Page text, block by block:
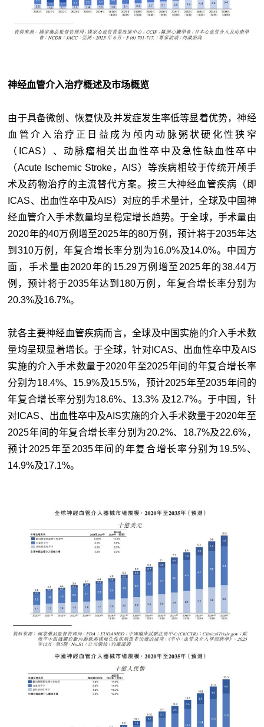
神经血管介入治疗概述及市场概览
由于具备微创、恢复快及并发症发生率低等显着优势，神经
血管介入治疗正日益成为颅内动脉粥状硬化性狭窄
（ICAS）、动脉瘤相关出血性卒中及急性缺血性卒中
（Acute Ischemic Stroke，AIS）等疾病相较于传统开颅手
术及药物治疗的主流替代方案。按三大神经血管疾病（即
ICAS、出血性卒中及AIS）对应的手术量计，全球及中国神
经血管介入手术数量均呈稳定增长趋势。于全球，手术量由
2020年的40万例增至2025年的80万例，预计将于2035年达
到310万例，年复合增长率分别为16.0%及14.0%。中国方
面，手术量由2020年的15.29万例增至2025年的38.44万
例，预计将于2035年达到180万例，年复合增长率分别为
20.3%及16.7%。
就各主要神经血管疾病而言，全球及中国实施的介入手术数
量均呈现显着增长。于全球，针对ICAS、出血性卒中及AIS
实施的介入手术数量于2020年至2025年间的年复合增长率
分别为18.4%、15.9%及15.5%，预计2025年至2035年间的
年复合增长率分别为18.6%、13.3% 及12.7%。于中国，针
对ICAS、出血性卒中及AIS实施的介入手术数量于2020年至
2025年间的年复合增长率分别为20.2%、18.7%及22.6%，
预计2025年至2035年间的年复合增长率分别为19.5%、
14.9%及17.1%。